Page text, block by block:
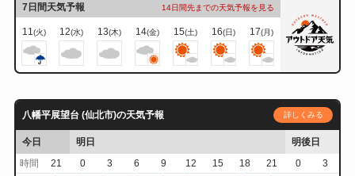
7日間天気予報 14日間先までの天気予報を見る
11(火) 12(水) 13(木) 14(金) 15(土) 16(日) 17(月)
八幡平展望台 (仙北市)の天気予報 詳しくみる
今日 明日
明後日
時間
21 0 3 6 9 12 15 18 21 0
3